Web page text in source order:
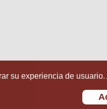
su experiencia de